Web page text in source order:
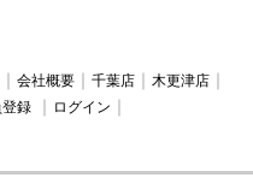
会社概要 千葉店
木更津店
録
ログイン